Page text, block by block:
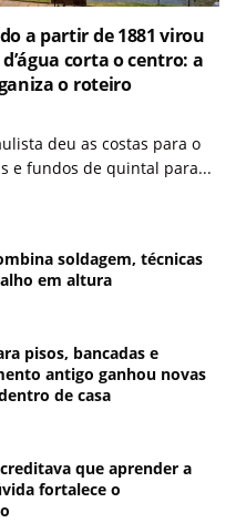
a partir de 1881 virou
corta o centro: a
o roteiro
deu as costas para o
e fundos de quintal para...
soldagem, técnicas
em altura
pisos, bancadas e
antigo ganhou novas
de casa
que aprender a
fortalece o